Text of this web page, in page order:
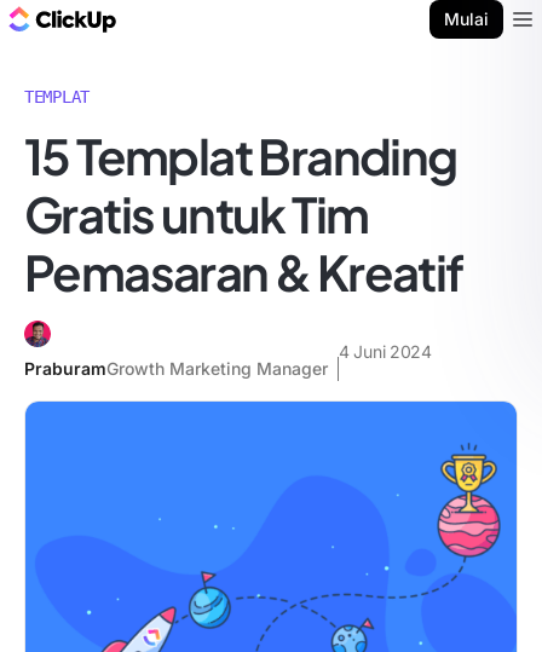
Mulai
TEMPLAT
15 Templat Branding
Gratis untuk Tim
Pemasaran & Kreatif
PraburamGrowth Marketing Manager
4 Juni 2024